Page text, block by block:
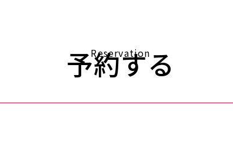
Reservation
予約する